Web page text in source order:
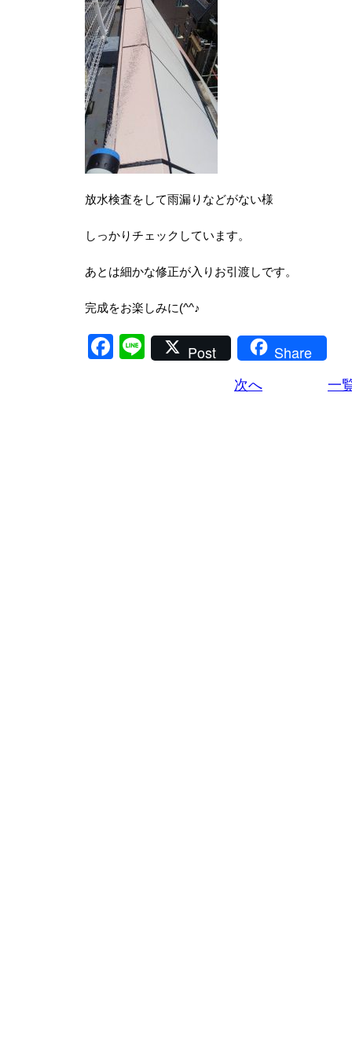
放水検査をして雨漏りなどがない様
しっかりチェックしています。
あとは細かな修正が入りお引渡しです。
完成をお楽しみに(^^♪
Facebook
LinePost Share
次へ 一